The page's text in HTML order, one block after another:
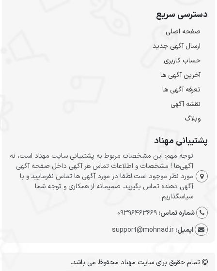
دسترسی سریع
صفحه اصلی
ارسال‌ آگهی جدید
حساب کاربری
آخرین آگهی ها
تعرفه آگهی ها
نقشه آگهی
وبلاگ
پشتیبانی مهناد
توجه مهم: این مشخصات مربوط به پشتیبانی سایت مهناد است، نه
آگهی‌ها ! مشخصات و اطلاعات تماس هر آگهی داخل صفحه آگهی
مورد نظر موجود است.لطفا در مورد آگهی ها تماس نفرمایید و با
آگهی دهنده تماس بگیرید. صمیمانه از همکاری و توجه شما
سپاسگذاریم.
شماره تماس:09396463669
ایمیل:support@mohnad.ir
تمام حقوق برای سایت مهناد محفوظ می باشد.